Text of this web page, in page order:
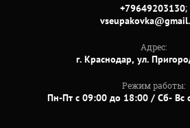
+79649203130;
Адрес:
г. Краснодар, ул.
Режим работы:
Пн-Пт с 09:00 до 18:00 / Сб- Вс